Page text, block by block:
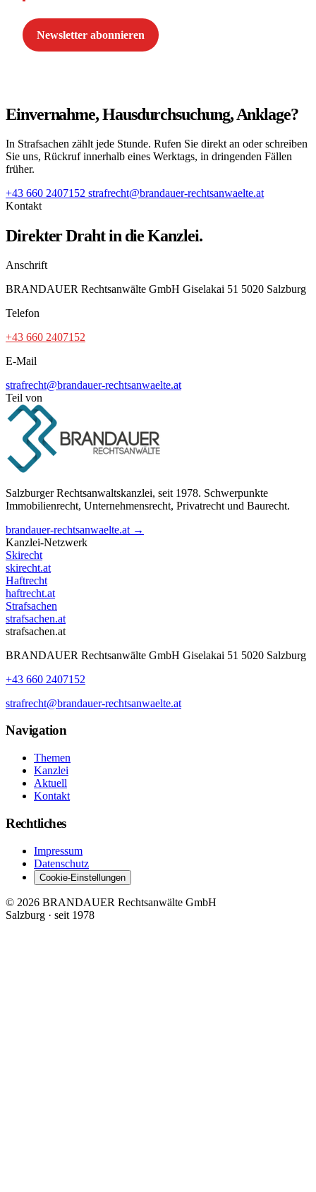
Newsletter abonnieren
Einvernahme, Hausdurchsuchung, Anklage?
In Strafsachen zählt jede Stunde. Rufen Sie direkt an oder schreiben
Sie uns, Rückruf innerhalb eines Werktags, in dringenden Fällen
früher.
+43 660 2407152 strafrecht@brandauer-rechtsanwaelte.at
Kontakt
Direkter Draht in die Kanzlei.
Anschrift
BRANDAUER Rechtsanwälte GmbH Giselakai 51 5020 Salzburg
Telefon
+43 660 2407152
E-Mail
strafrecht@brandauer-rechtsanwaelte.at
Teil von
Salzburger Rechtsanwaltskanzlei, seit 1978. Schwerpunkte
Immobilienrecht, Unternehmensrecht, Privatrecht und Baurecht.
brandauer-rechtsanwaelte.at →
Kanzlei-Netzwerk
Skirecht
skirecht.at
Haftrecht
haftrecht.at
Strafsachen
strafsachen.at
strafsachen.at
BRANDAUER Rechtsanwälte GmbH Giselakai 51 5020 Salzburg
+43 660 2407152
strafrecht@brandauer-rechtsanwaelte.at
Navigation
Themen
Kanzlei
Aktuell
Kontakt
Rechtliches
Impressum
Datenschutz
Cookie-Einstellungen
© 2026 BRANDAUER Rechtsanwälte GmbH
Salzburg · seit 1978